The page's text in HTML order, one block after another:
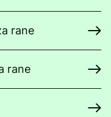
rane
rane